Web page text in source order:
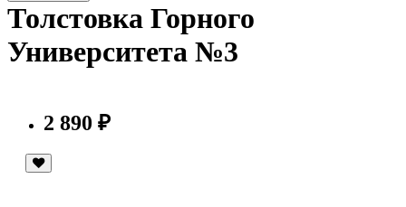
Толстовка Горного
Университета №3
2 890 ₽